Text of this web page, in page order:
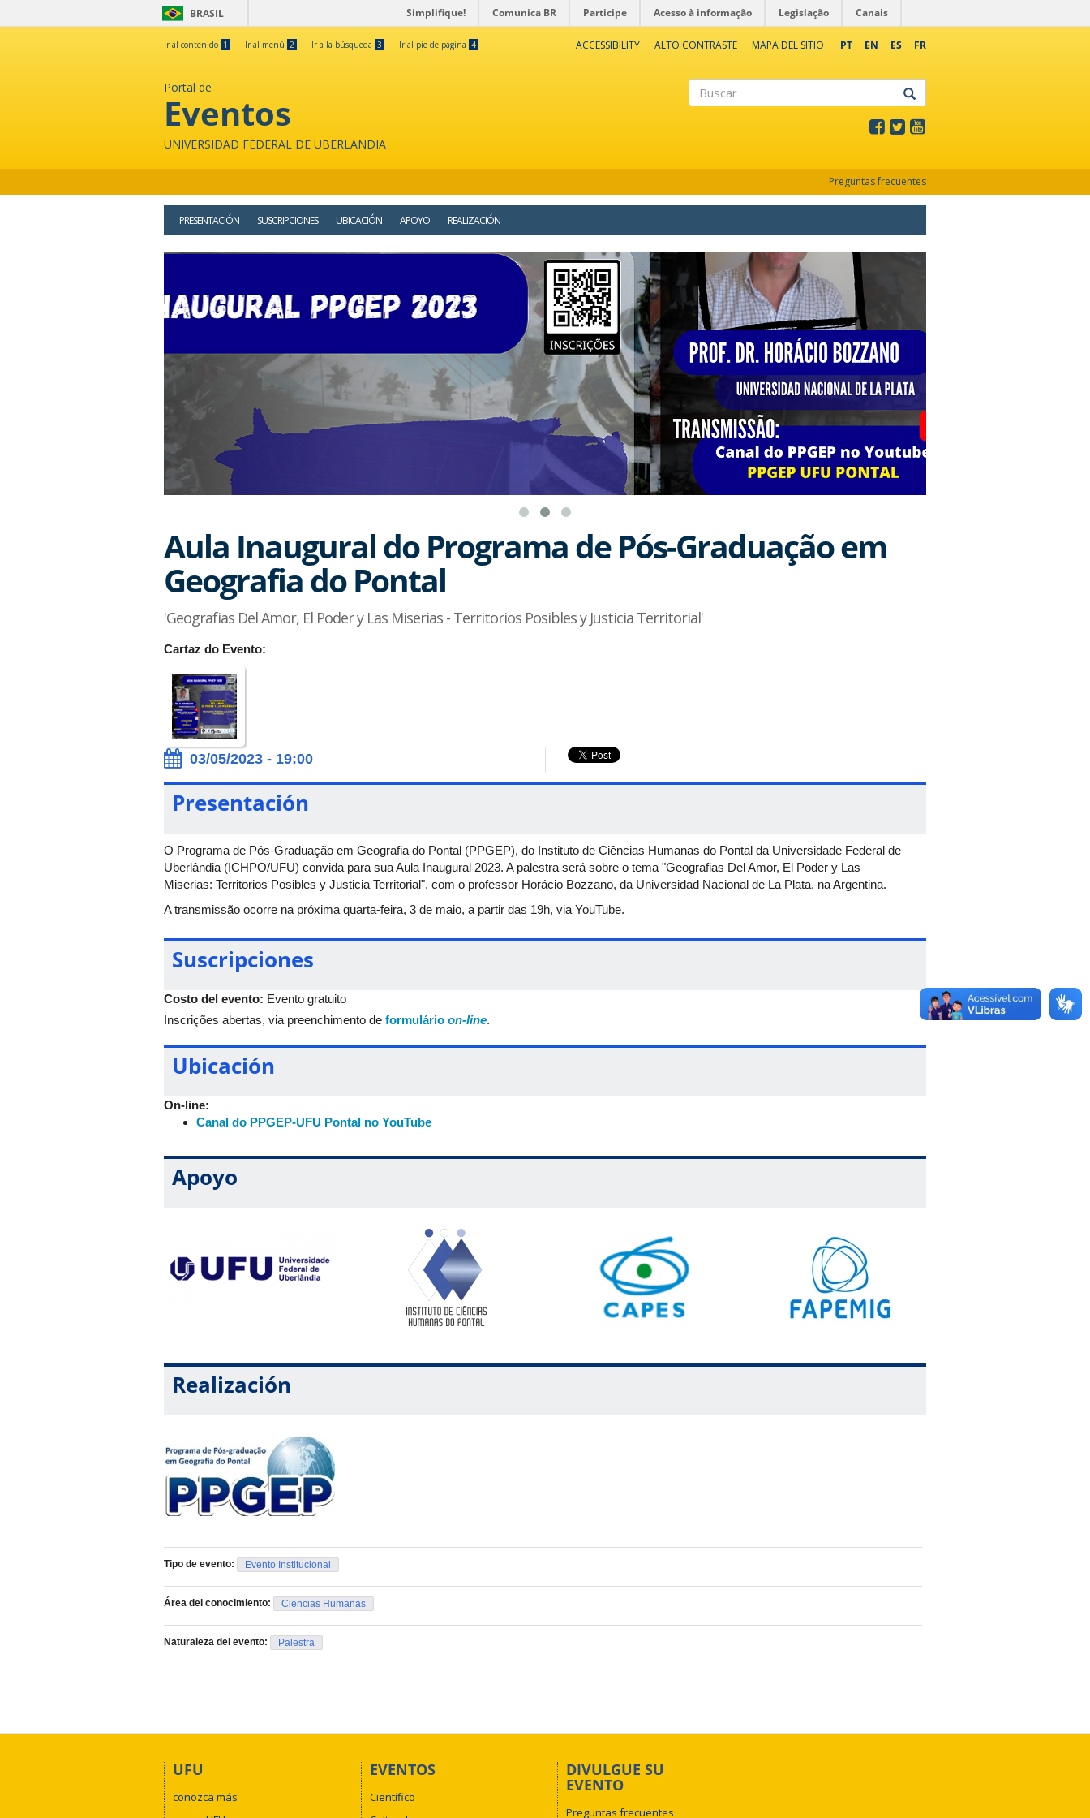
BRASIL Simplifique! Comunica BR Participe Acesso à informação Legislação Canais
Ir al contenido 1 Ir al menú 2 Ir a la búsqueda 3 Ir al pie de página 4 PT EN ES FR
ACCESSIBILITY ALTO CONTRASTE MAPA DEL SITIO
Portal de
Eventos
UNIVERSIDAD FEDERAL DE UBERLANDIA
Preguntas frecuentes
PRESENTACIÓN SUSCRIPCIONES UBICACIÓN APOYO REALIZACIÓN
Aula Inaugural do Programa de Pós-Graduação em
Geografia do Pontal
'Geografias Del Amor, El Poder y Las Miserias - Territorios Posibles y Justicia Territorial'
Cartaz do Evento:
03/05/2023 - 19:00
Presentación
O Programa de Pós-Graduação em Geografia do Pontal (PPGEP), do Instituto de Ciências Humanas do Pontal da Universidade Federal de
Uberlândia (ICHPO/UFU) convida para sua Aula Inaugural 2023. A palestra será sobre o tema "Geografias Del Amor, El Poder y Las
Miserias: Territorios Posibles y Justicia Territorial", com o professor Horácio Bozzano, da Universidad Nacional de La Plata, na Argentina.
A transmissão ocorre na próxima quarta-feira, 3 de maio, a partir das 19h, via YouTube.
Suscripciones
Costo del evento: Evento gratuito
Inscrições abertas, via preenchimento de formulário on-line.
Ubicación
On-line:
Canal do PPGEP-UFU Pontal no YouTube
Apoyo
Realización
Tipo de evento: Evento Institucional
Área del conocimiento: Ciencias Humanas
Naturaleza del evento: Palestra
UFU
conozca más
EVENTOS
Científico
DIVULGUE SU
EVENTO
Preguntas frecuentes